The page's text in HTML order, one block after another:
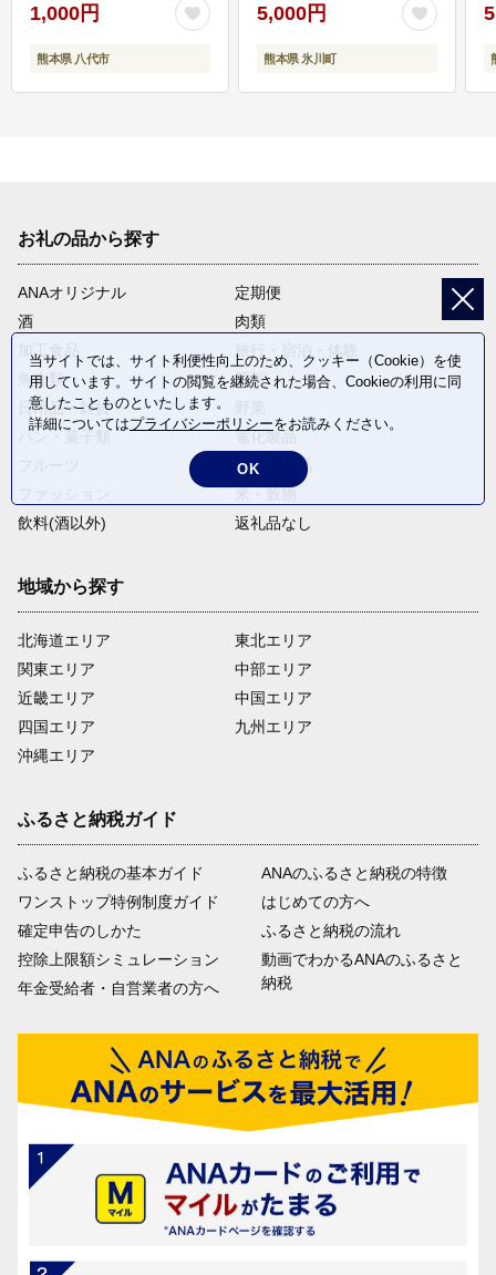
1,000円
熊本県 八代市
5,000円
熊本県 氷川町
お礼の品から探す
ANAオリジナル
定期便
酒
肉類
加工食品
旅行・宿泊・体験
魚介類
麺類
日用品・雑貨
パン・菓子類
電化製品
卵・乳製品
飲料(酒以外)
返礼品なし
地域から探す
北海道エリア
関東エリア
近畿エリア
四国エリア
沖縄エリア
東北エリア
中部エリア
中国エリア
九州エリア
ふるさと納税ガイド
ふるさと納税の基本ガイド
ワンストップ特例制度ガイド
確定申告のしかた
控除上限額シミュレーション
年金受給者・自営業者の方へ
ANAのふるさと納税の特徴
はじめての方へ
ふるさと納税の流れ
動画でわかるANAのふるさと
納税
当サイトでは、サイト利便性向上のため、クッキー（Cookie）を使
用しています。サイトの閲覧を継続された場合、Cookieの利用に同
意したことものといたします。
詳細についてはプライバシーポリシーをお読みください。
OK